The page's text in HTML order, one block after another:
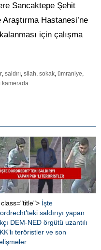
Sancaktepe Şehit
Hastanesi’ne
için çalışma
saldırı silah sokak ümraniye
kamerada
İşte
saldırıyı yapan
DEM-NED örgütü uzantılı
teröristler ve son